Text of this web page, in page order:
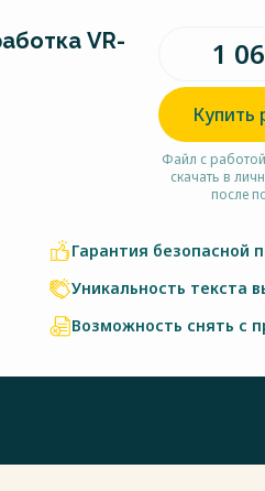
VR-
1
Купить
Файл с
скачать в
после
Гарантия безопасной
Уникальность текста
Возможность снять с